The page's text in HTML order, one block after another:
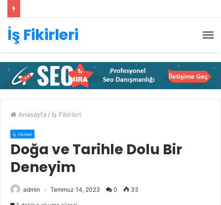
İş Fikirleri
Anasayfa / İş Fikirleri
İş Fikirleri
Doğa ve Tarihle Dolu Bir
Deneyim
admin Temmuz 14, 2023 0 33